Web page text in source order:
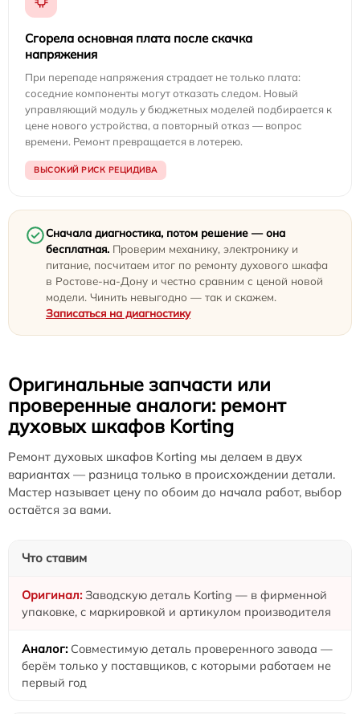
Сгорела основная плата после скачка
напряжения
При перепаде напряжения страдает не только плата:
соседние компоненты могут отказать следом. Новый
управляющий модуль у бюджетных моделей подбирается к
цене нового устройства, а повторный отказ — вопрос
времени. Ремонт превращается в лотерею.
ВЫСОКИЙ РИСК РЕЦИДИВА
Сначала диагностика, потом решение — она
бесплатная. Проверим механику, электронику и
питание, посчитаем итог по ремонту духового шкафа
в Ростове-на-Дону и честно сравним с ценой новой
модели. Чинить невыгодно — так и скажем.
Записаться на диагностику
Оригинальные запчасти или
проверенные аналоги: ремонт
духовых шкафов Korting
Ремонт духовых шкафов Korting мы делаем в двух
вариантах — разница только в происхождении детали.
Мастер называет цену по обоим до начала работ, выбор
остаётся за вами.
Что ставим
Заводскую деталь Korting — в фирменной
упаковке, с маркировкой и артикулом производителя
Совместимую деталь проверенного завода —
берём только у поставщиков, с которыми работаем не
первый год